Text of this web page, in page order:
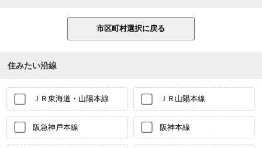
住みたい沿線
ＪＲ東海道・山陽本線 ＪＲ山陽本線
阪急神戸本線 阪神本線